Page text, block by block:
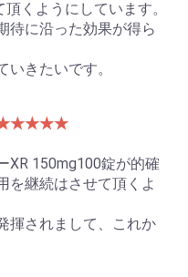
くようにしています。
待に沿った効果が得ら
きたいです。
XR 150mg100錠が的確
を継続はさせて頂くよ
揮されまして、これか